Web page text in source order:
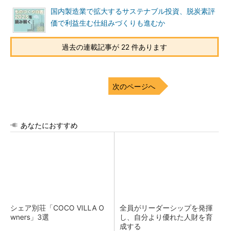
国内製造業で拡大するサステナブル投資、脱炭素評
価で利益生む仕組みづくりも進むか
過去の連載記事が 22 件あります
次のページへ
あなたにおすすめ
シェア別荘「COCO VILLA O
wners」3選
全員がリーダーシップを発揮
し、自分より優れた人財を育
成する